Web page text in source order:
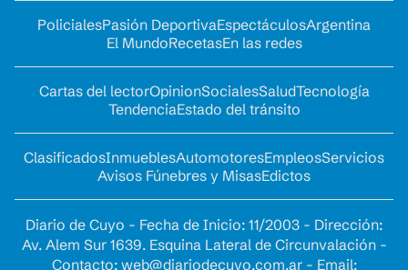
PolicialesPasión DeportivaEspectáculosArgentina
El MundoRecetasEn las redes
Cartas del lectorOpinionSocialesSaludTecnología
TendenciaEstado del tránsito
ClasificadosInmueblesAutomotoresEmpleosServicios
Avisos Fúnebres y MisasEdictos
Diario de Cuyo - Fecha de Inicio: 11/2003 - Dirección:
Av. Alem Sur 1639. Esquina Lateral de Circunvalación -
Contacto: web@diariodecuyo.com.ar- Email: